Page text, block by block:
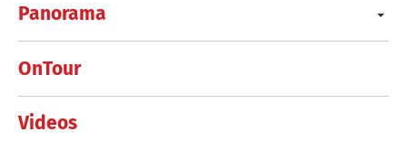
Panorama
OnTour
Videos